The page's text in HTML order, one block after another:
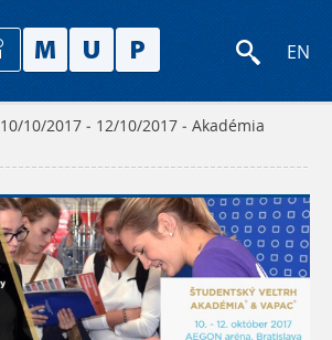
EN
10/10/2017 - 12/10/2017 - Akadémia